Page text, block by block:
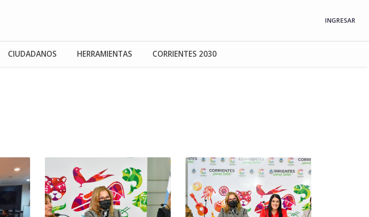
INGRESAR
CIUDADANOS HERRAMIENTAS CORRIENTES 2030